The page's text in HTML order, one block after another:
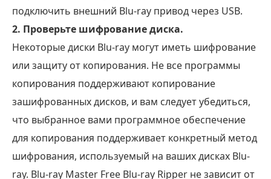
подключить внешний Blu-ray привод через USB.
2. Проверьте шифрование диска.
Некоторые диски Blu-ray могут иметь шифрование
или защиту от копирования. Не все программы
копирования поддерживают копирование
зашифрованных дисков, и вам следует убедиться,
что выбранное вами программное обеспечение
для копирования поддерживает конкретный метод
шифрования, используемый на ваших дисках Blu-
ray. Blu-ray Master Free Blu-ray Ripper не зависит от